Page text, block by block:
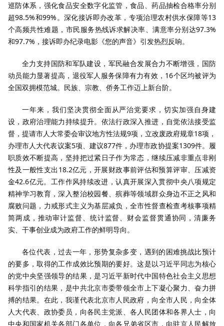
巡防体系，强化食品安全数字化监管，食品、药品抽检合格率分别
超98.5%和99%。深化接诉即办改革，专项治理农村供水保障等13
个高频共性难题，市民服务热线诉求解决率、满意率分别达97.3%
和97.7%，接诉即办纪录电影《您的声音》引发热烈反响。
全力支持国防和军队建设，军民融合发展合力不断增强，国防
动员能力显著提高，退役军人服务保障有力有效，16个区均被评为
全国双拥模范城。民族、宗教、侨务工作迈上新台阶。
一年来，我们坚决贯彻全面从严治党要求，切实加强自身建
设，政府治理能力持续提升。依法行政深入推进，自觉依法接受监
督，提请市人大常委会审议地方性法规9项，立改废政府规章18项，
办理市人大代表议案5项、建议877件，办理市政协提案1309件。履
职质效不断提高，坚持把过紧日子作为常态，继续压减非重点非刚
性及一般性支出18.2亿元，开展财政事前评估和预算评审、压减资
金42.6亿元。工作作风持续改进，认真开展深入贯彻中央八项规定
精神学习教育，深入整治校园餐、殡葬等领域群众身边不正之风和
腐败问题，力戒形式主义为基层减负，全市性督查检查考核事项精
简两成，推动审计监督、统计监督、财会监督贯通协同，清廉务
实、干事创业成为政府工作的鲜明导向。
各位代表，过去一年，形势复杂多变，遇到的困难挑战比预计
的要多，取得的工作成效比预期的要好。这是以习近平同志为核心
的党中央坚强领导的结果，是习近平新时代中国特色社会主义思想
科学指引的结果，是中共北京市委带领全市上下凝心聚力、奋力拼
搏的结果。在此，我谨代表北京市人民政府，向全市人民，向全体
人大代表、政协委员，向各民主党派、各人民团体和各界人士，向
中央和国家机关各部门各单位，向各兄弟省区市，向驻京人民解放